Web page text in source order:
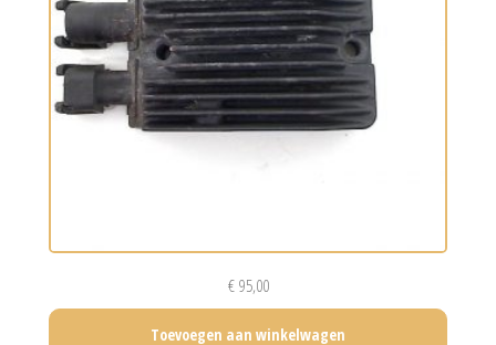
€95,00
Toevoegen aan winkelwagen